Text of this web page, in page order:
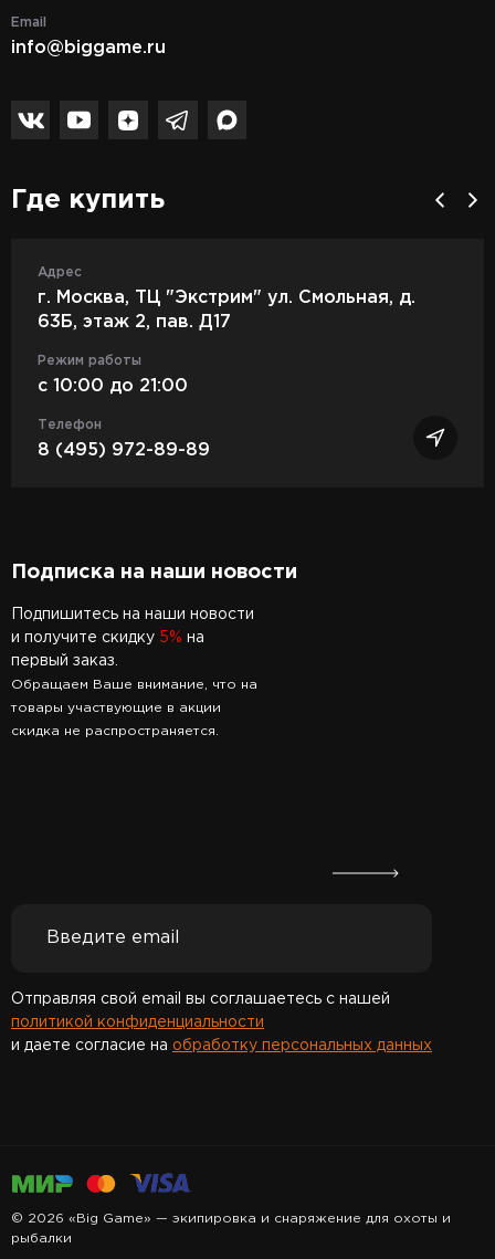
Email
info@biggame.ru
Где купить
Адрес
г. Москва, ТЦ "Экстрим" ул. Смольная, д.
63Б, этаж 2, пав. Д17
Режим работы
c 10:00 до 21:00
Телефон
8 (495) 972-89-89
Подписка на наши новости
Подпишитесь на наши новости
и получите скидку 5% на
первый заказ.
Обращаем Ваше внимание, что на
товары участвующие в акции
скидка не распространяется.
Отправляя свой email вы соглашаетесь с нашей
политикой конфиденциальности
и даете согласие на обработку персональных данных
© 2026 «Big Game» — экипировка и снаряжение для охоты и
рыбалки